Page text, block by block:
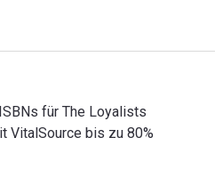
für The Loyalists
VitalSource bis zu 80%